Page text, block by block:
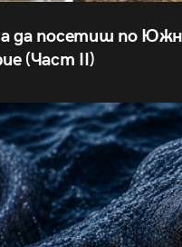
да посетиш по
(Част II)